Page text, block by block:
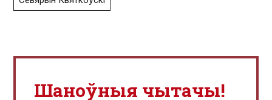
Шаноўныя чытачы!